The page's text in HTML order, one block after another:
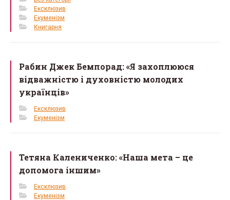
Ексклюзив
Екуменізм
Книгарня
Рабин Джек Бемпорад: «Я захоплююся
відважністю і духовністю молодих
українців»
Ексклюзив
Екуменізм
Тетяна Калениченко: «Наша мета – це
допомога іншим»
Ексклюзив
Екуменізм